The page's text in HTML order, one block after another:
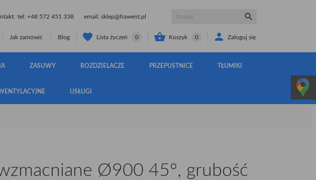
tel: +48 572 451 338 email: sklep@frawent.pl 
Jak zamówić Blog Lista życzeń 0  Koszyk 0  Zaloguj się
ZASUWY ROZDZIELACZE PRZEPUSTNICE TŁUMIKI
USŁUGI
Ø900 45°, grubość